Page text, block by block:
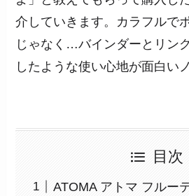
介していきます。カラフルで
じゃなく…バインダーとリン
したような使い心地が面白い
目次
ATOMA アトマ フルー